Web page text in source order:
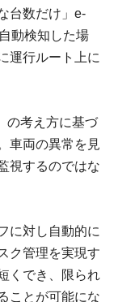
台数だけ」e-
動検知した場
運行ルート上に
の考え方に基づ
車両の異常を見
視するのではな
に対し自動的に
ク管理を実現す
くでき、限られ
ことが可能にな